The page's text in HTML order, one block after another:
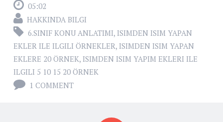
05:02
HAKKINDA BILGI
6.SINIF KONU ANLATIMI, ISIMDEN ISIM YAPAN
EKLER ILE ILGILI ÖRNEKLER, ISIMDEN ISIM YAPAN
EKLERE 20 ÖRNEK, ISIMDEN ISIM YAPIM EKLERI ILE
ILGILI 5 10 15 20 ÖRNEK
1 COMMENT